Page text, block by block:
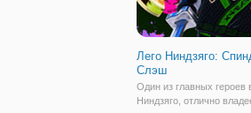
Лего Ниндзяго:
Слэш
Один из главных героев
Ниндзяго, отлично